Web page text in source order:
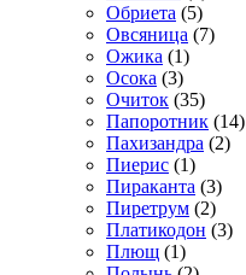
Обриета (5)
Овсяница (7)
Ожика (1)
Осока (3)
Очиток (35)
Папоротник (14)
Пахизандра (2)
Пиерис (1)
Пираканта (3)
Пиретрум (2)
Платикодон (3)
Плющ (1)